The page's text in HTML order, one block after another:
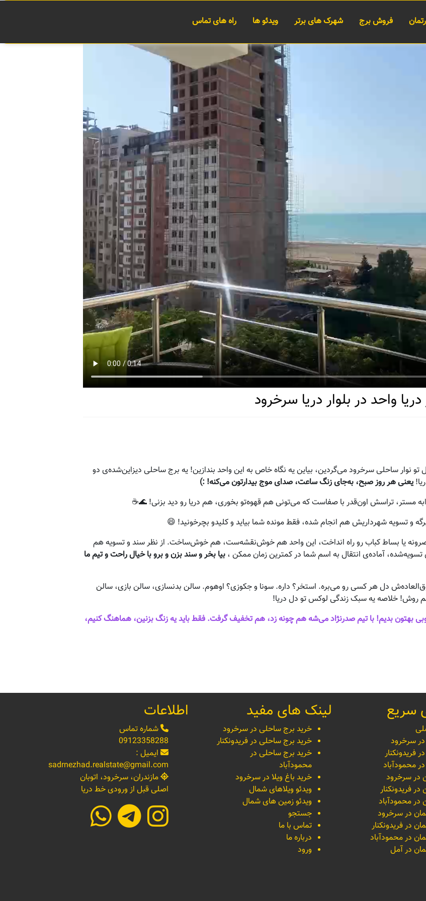
فروش برج شهرک های برتر ویدئو ها راه های تماس
واحد در بلوار دریا سرخرود
تو نوار ساحلی سرخرود می‌گردین، بیاین یه نگاه خاص به این واحد بندازین! یه برج ساحلی دیزاین‌شده‌ی دو
یعنی هر روز صبح، به‌جای زنگ ساعت، صدای موج بیدارتون می‌کنه! :)
و تسویه شهرداریش هم انجام شده، فقط مونده شما بیاید و کلیدو بچرخونید! 😄
عصرونه یا بساط کباب رو راه انداخت، این واحد هم خوش‌نقشه‌ست، هم خوش‌ساخت. از نظر سند و تسویه هم
آماده‌ی انتقال به اسم شما در کمترین زمان ممکن ، بیا بخر و سند بزن و برو با خیال راحت و تیم ما
دل هر کسی رو می‌بره. استخر؟ داره. سونا و جکوزی؟ اوهوم. سالن بدنسازی، سالن بازی، سالن
بدیم! با تیم صدرنژاد می‌شه هم چونه زد، هم تخفیف گرفت. فقط باید یه زنگ بزنین، هماهنگ کنیم،
سریع
در سرخرود
فریدونکنار
محمودآباد
در سرخرود
فریدونکنار
در محمودآباد
در سرخرود
در فریدونکنار
در محمودآباد
در آمل
لینک های مفید
خرید برج ساحلی در سرخرود
خرید برج ساحلی در فریدونکنار
خرید برج ساحلی در
محمودآباد
خرید باغ ویلا در سرخرود
ویدئو ویلاهای شمال
ویدئو زمین های شمال
جستجو
تماس با ما
درباره ما
ورود
اطلاعات
شماره تماس
09123358288
ایمیل :
sadrnezhad.realstate@gmail.com
مازندران، سرخرود، اتوبان
اصلی قبل از ورودی خط دریا